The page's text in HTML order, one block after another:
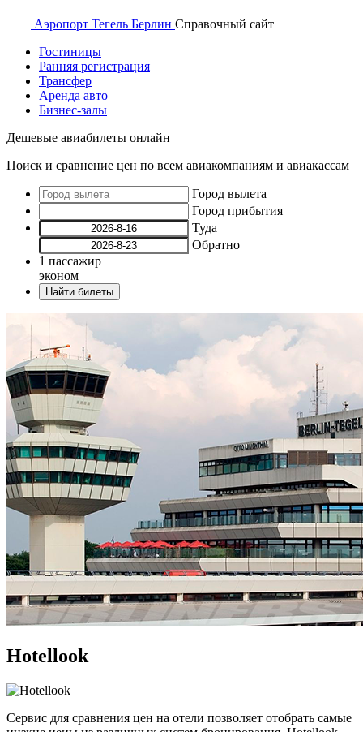
Аэропорт Тегель Берлин Справочный сайт
Гостиницы
Ранняя регистрация
Трансфер
Аренда авто
Бизнес-залы
Дешевые авиабилеты онлайн
Поиск и сравнение цен по всем авиакомпаниям и авиакассам
Город вылета
Город прибытия
Туда
Обратно
1 пассажир
эконом
Найти билеты
Hotellook
Сервис для сравнения цен на отели позволяет отобрать самые